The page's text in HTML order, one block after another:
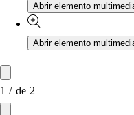
Abrir elemento
Abrir elemento
1 / de 2